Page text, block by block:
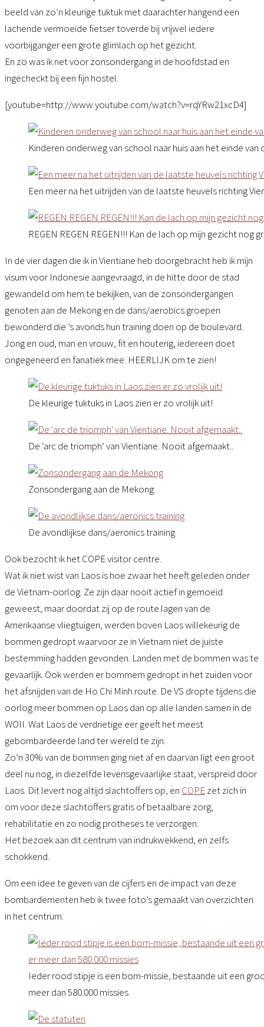
beeld van zo’n kleurige tuktuk met daarachter hangend een
lachende vermoeide fietser toverde bij vrijwel iedere
voorbijganger een grote glimlach op het gezicht.
En zo was ik net voor zonsondergang in de hoofdstad en
ingecheckt bij een fijn hostel.
[youtube=http://www.youtube.com/watch?v=rqYRw21xcD4]
Kinderen onderweg van school naar huis aan het einde van
Een meer na het uitrijden van de laatste heuvels richting
REGEN REGEN REGEN!!! Kan de lach op mijn gezicht
In de vier dagen die ik in Vientiane heb doorgebracht heb ik mijn
visum voor Indonesie aangevraagd, in de hitte door de stad
gewandeld om hem te bekijken, van de zonsondergangen
genoten aan de Mekong en de dans/aerobics groepen
bewonderd die ’s avonds hun training doen op de boulevard.
Jong en oud, man en vrouw, fit en houterig, iedereen doet
ongegeneerd en fanatiek mee. HEERLIJK om te zien!
De kleurige tuktuks in Laos zien er zo vrolijk uit!
De ‘arc de triomph’ van Vientiane. Nooit afgemaakt..
Zonsondergang aan de Mekong
De avondlijkse dans/aeronics training
Ook bezocht ik het COPE visitor centre.
Wat ik niet wist van Laos is hoe zwaar het heeft geleden onder
de Vietnam-oorlog. Ze zijn daar nooit actief in gemoeid
geweest, maar doordat zij op de route lagen van de
Amerikaanse vliegtuigen, werden boven Laos willekeurig de
bommen gedropt waarvoor ze in Vietnam niet de juiste
bestemming hadden gevonden. Landen met de bommen was te
gevaarlijk. Ook werden er bommem gedropt in het zuiden voor
het afsnijden van de Ho Chi Minh route. De VS dropte tijdens die
oorlog meer bommen op Laos dan op alle landen samen in de
WOII. Wat Laos de verdrietige eer geeft het meest
gebombardeerde land ter wereld te zijn.
Zo’n 30% van de bommen ging niet af en daarvan ligt een groot
deel nu nog, in diezelfde levensgevaarlijke staat, verspreid door
Laos. Dit levert nog altijd slachtoffers op, en COPEzet zich in
om voor deze slachtoffers gratis of betaalbare zorg,
rehabilitatie en zo nodig protheses te verzorgen.
Het bezoek aan dit centrum van indrukwekkend, en zelfs
schokkend.
Om een idee te geven van de cijfers en de impact van deze
bombardementen heb ik twee foto’s gemaakt van overzichten
in het centrum.
Ieder rood stipje is een bom-missie, bestaande uit een
meer dan 580.000 missies